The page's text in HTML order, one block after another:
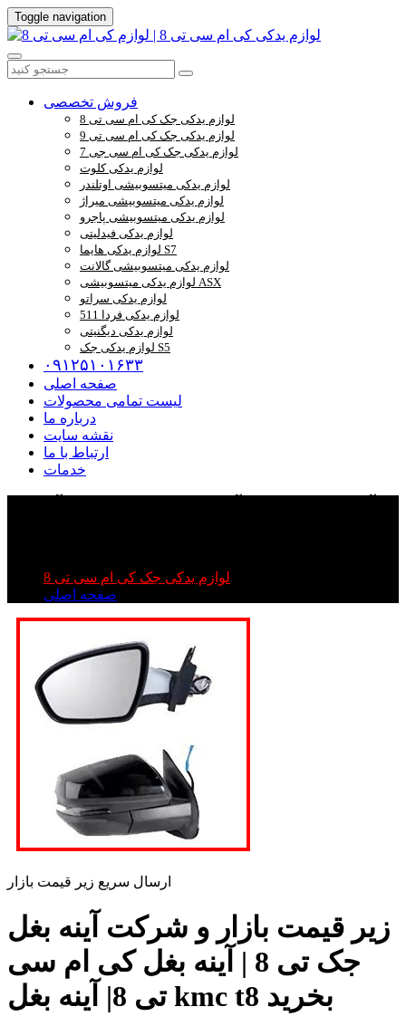
Toggle navigation
فروش تخصصی
لوازم یدکی جک کی ام سی تی 8
لوازم یدکی جک کی ام سی تی 9
لوازم یدکی جک کی ام سی جی 7
لوازم یدکی کلوت
لوازم یدکی میتسوبیشی اوتلندر
لوازم یدکی میتسوبیشی میراژ
لوازم یدکی میتسوبیشی پاجرو
لوازم یدکی فیدلیتی
لوازم یدکی هایما S7
لوازم یدکی میتسوبیشی گالانت
لوازم یدکی میتسوبیشی ASX
لوازم یدکی سراتو
لوازم یدکی فردا 511
لوازم یدکی دیگنیتی
لوازم یدکی جک S5
۰۹۱۲۵۱۰۱۶۳۳
صفحه اصلی
لیست تمامی محصولات
درباره ما
نقشه سایت
ارتباط با ما
خدمات
لوازم یدکی جک کی ام سی تی 8
صفحه اصلی
ارسال سریع زیر قیمت بازار
زیر قیمت بازار و شرکت آینه بغل
جک تی 8 | آینه بغل کی ام سی
تی 8| آینه بغل kmc t8 بخرید